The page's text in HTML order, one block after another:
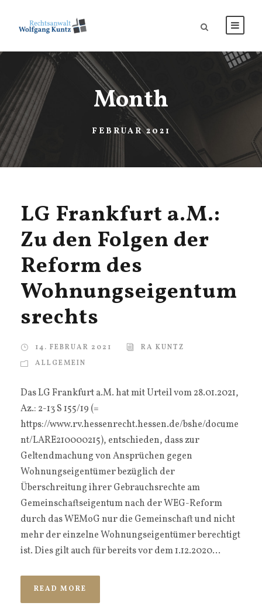
Month
FEBRUAR 2021
LG Frankfurt a.M.:
Zu den Folgen der
Reform des
Wohnungseigentum
srechts
14. FEBRUAR 2021
RA KUNTZ
ALLGEMEIN
Das LG Frankfurt a.M. hat mit Urteil vom 28.01.2021,
Az.: 2-13 S 155/19 (=
https://www.rv.hessenrecht.hessen.de/bshe/docume
nt/LARE210000215), entschieden, dass zur
Geltendmachung von Ansprüchen gegen
Wohnungseigentümer bezüglich der
Überschreitung ihrer Gebrauchsrechte am
Gemeinschaftseigentum nach der WEG-Reform
durch das WEMoG nur die Gemeinschaft und nicht
mehr der einzelne Wohnungseigentümer berechtigt
ist. Dies gilt auch für bereits vor dem 1.12.2020...
READ MORE